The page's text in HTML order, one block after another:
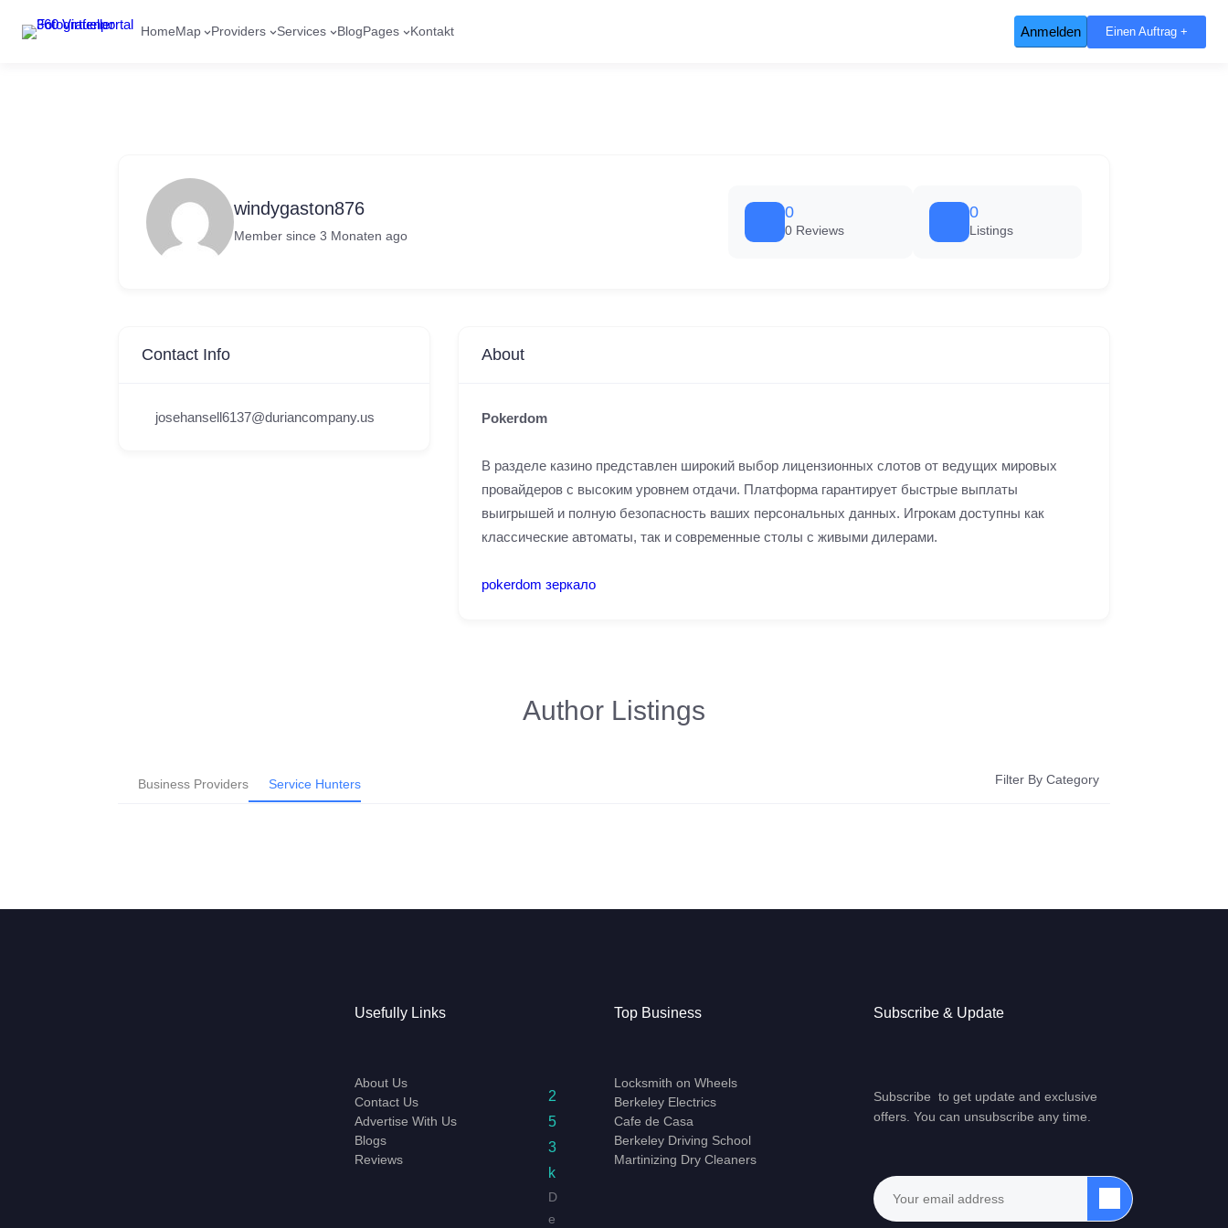
HomeMap Providers Services BlogPages Kontakt Anmelden Einen Auftrag +
windygaston876
Member since 3 Monaten ago
0
0 Reviews
0
Listings
Contact Info
josehansell6137@duriancompany.us
About
Pokerdom
В разделе казино представлен широкий выбор лицензионных слотов от ведущих мировых
провайдеров с высоким уровнем отдачи. Платформа гарантирует быстрые выплаты
выигрышей и полную безопасность ваших персональных данных. Игрокам доступны как
классические автоматы, так и современные столы с живыми дилерами.
pokerdom зеркало
Author Listings
Business Providers Service Hunters Filter By Category
2
5
3
k
D
e
Usefully Links
About Us
Contact Us
Advertise With Us
Blogs
Reviews
Top Business
Locksmith on Wheels
Berkeley Electrics
Cafe de Casa
Berkeley Driving School
Martinizing Dry Cleaners
Subscribe & Update
Subscribe to get update and exclusive
offers. You can unsubscribe any time.